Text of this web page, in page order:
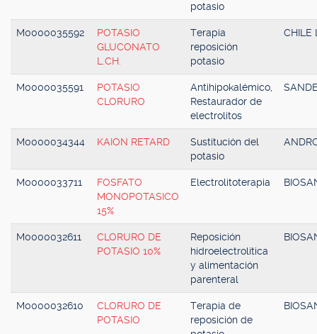
potasio
M0000035592
POTASIO
GLUCONATO
L.CH.
Terapia
reposición
potasio
CHILE
M0000035591
POTASIO
CLORURO
Antihipokalémico,
Restaurador de
electrolitos
M0000034344 KAION RETARD
Sustitución del
potasio
M0000033711
FOSFATO
MONOPOTASICO
15%
Electrolitoterapia
M0000032611
CLORURO DE
POTASIO 10%
Reposición
hidroelectrolítica
y alimentación
parenteral
M0000032610
CLORURO DE
POTASIO
Terapia de
reposición de